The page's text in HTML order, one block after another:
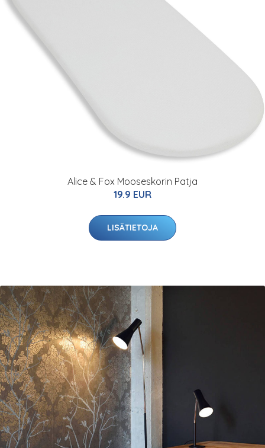
Alice & Fox Mooseskorin Patja
19.9 EUR
LISÄTIETOJA